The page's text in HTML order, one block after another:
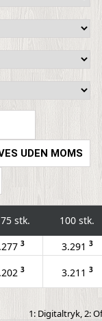
UDEN MOMS
75 stk. 100 stk.
3 3.291 3
3 3.211 3
1: Digitaltryk, 2: